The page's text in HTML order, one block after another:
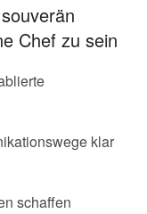
Chef zu sein
klar
schaffen